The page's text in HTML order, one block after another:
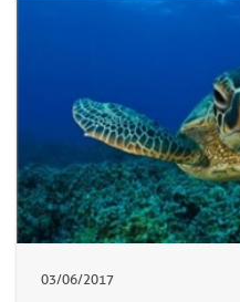
03/06/2017